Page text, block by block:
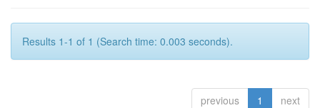
Results 1-1 of 1 (Search time: 0.003 seconds).
previous 1 next